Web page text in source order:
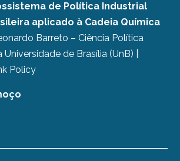
de Política Industrial
aplicado à Cadeia Química
Barreto – Ciência Política
Universidade de Brasília (UnB) |
Policy